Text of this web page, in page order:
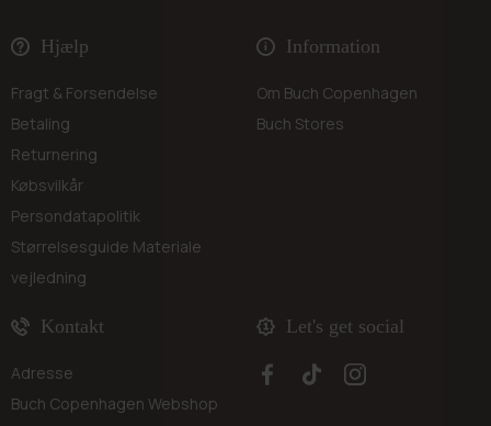
Hjælp
Fragt & Forsendelse
Betaling
Returnering
Købsvilkår
Persondatapolitik
Størrelsesguide Materiale
vejledning
Information
Om Buch Copenhagen
Buch Stores
Kontakt
Adresse
Buch Copenhagen Webshop
Let's get social